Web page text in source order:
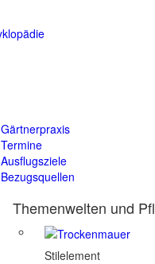
Themenwelten und
Stilelement
Gärtnerpraxis
Termine
Ausflugsziele
Bezugsquellen